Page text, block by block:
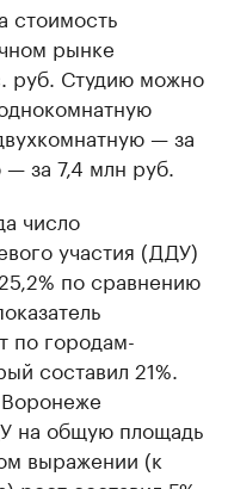
стоимость
рынке
руб. Студию можно
— за
за 7,4 млн руб.
число
участия (ДДУ)
по сравнению
по городам-
составил 21%.
на общую площадь
выражении (к